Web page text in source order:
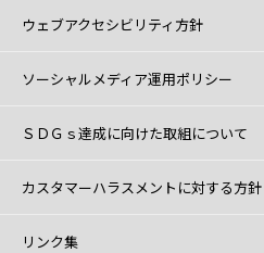
ウェブアクセシビリティ方針
ソーシャルメディア運用ポリシー
ＳＤＧｓ達成に向けた取組について
カスタマーハラスメントに対する方針
リンク集